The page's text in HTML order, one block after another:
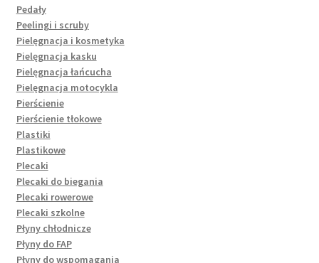
Pedały
Peelingi i scruby
Pielęgnacja i kosmetyka
Pielęgnacja kasku
Pielęgnacja łańcucha
Pielęgnacja motocykla
Pierścienie
Pierścienie tłokowe
Plastiki
Plastikowe
Plecaki
Plecaki do biegania
Plecaki rowerowe
Plecaki szkolne
Płyny chłodnicze
Płyny do FAP
Płyny do wspomagania